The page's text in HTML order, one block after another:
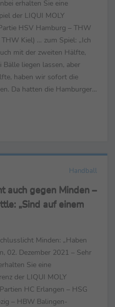
erhalten Sie eine
der LIQUI MOLY
HSV Hamburg – THW
Kiel) … zum Spiel: „Ich
mit der zweiten Hälfte,
liegen lassen, aber
haben wir sofort die
Da hatten die Hamburger
Handball
auch gegen Minden –
„Sind auf einem
Minden: „Haben
02. Dezember 2021 – Sehr
Sie eine
der LIQUI MOLY
HC Erlangen – HSG
– HBW Balingen-